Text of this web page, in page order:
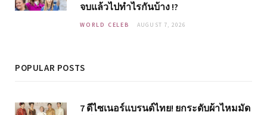
จบแล้วไปทำไรกันบ้าง !?
WORLD CELEB AUGUST 7, 2026
POPULAR POSTS
7 ดีไซเนอร์แบรนด์ไทย! ยกระดับผ้าไหมมัด